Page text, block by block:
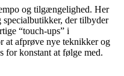
og tilgængelighed. Her
der tilbyder
“touch-ups” i
at afprøve nye teknikker og
for konstant at følge med.